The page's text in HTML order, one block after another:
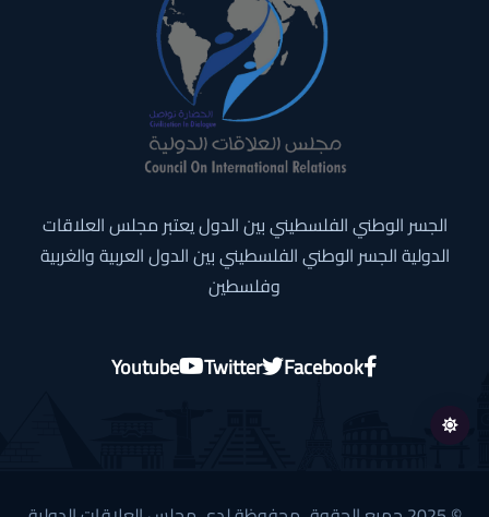
الجسر الوطني الفلسطيني بين الدول يعتبر مجلس العلاقات
الدولية الجسر الوطني الفلسطيني بين الدول العربية والغربية
وفلسطين
Facebook
Twitter
Youtube